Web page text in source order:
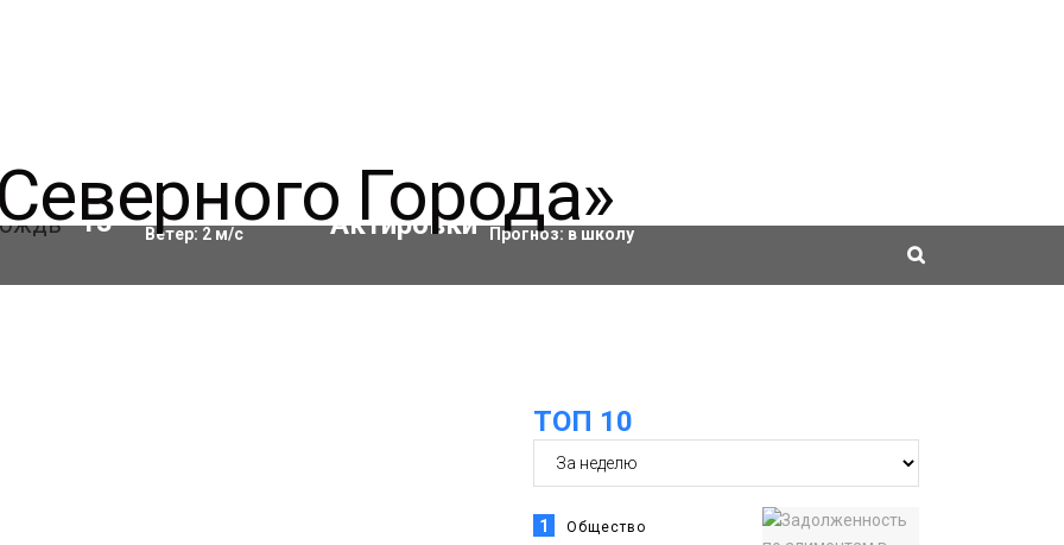
13 °C Влажность:68%
Ветер: 2м/с
Актировки
Прогноз: в школу
ТОП 10
1 Общество